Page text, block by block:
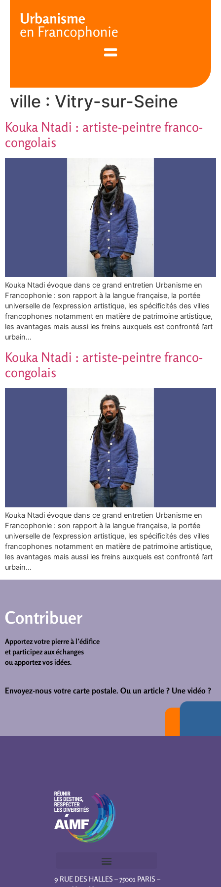
ville : Vitry-sur-Seine
Kouka Ntadi : artiste-peintre franco-
congolais
Kouka Ntadi évoque dans ce grand entretien Urbanisme en
Francophonie : son rapport à la langue française, la portée
universelle de l’expression artistique, les spécificités des villes
francophones notamment en matière de patrimoine artistique,
les avantages mais aussi les freins auxquels est confronté l’art
urbain…
Kouka Ntadi : artiste-peintre franco-
congolais
Kouka Ntadi évoque dans ce grand entretien Urbanisme en
Francophonie : son rapport à la langue française, la portée
universelle de l’expression artistique, les spécificités des villes
francophones notamment en matière de patrimoine artistique,
les avantages mais aussi les freins auxquels est confronté l’art
urbain…
Contribuer
Apportez votre pierre à l’édifice
et participez aux échanges
ou apportez vos idées.
Envoyez-nous votre carte postale. Ou un article ? Une vidéo ?
9 RUE DES HALLES – 75001 PARIS –